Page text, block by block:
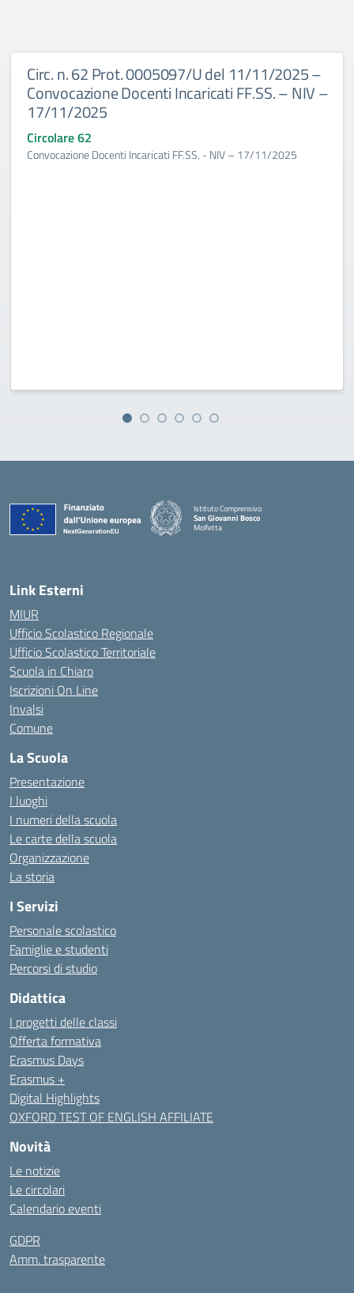
Circ. n. 62 Prot. 0005097/U del 11/11/2025 –
Convocazione Docenti Incaricati FF.SS. – NIV –
17/11/2025
Circolare 62
Convocazione Docenti Incaricati FF.SS. - NIV – 17/11/2025
Istituto Comprensivo
San Giovanni Bosco
Molfetta
Link Esterni
MIUR
Ufficio Scolastico Regionale
Ufficio Scolastico Territoriale
Scuola in Chiaro
Iscrizioni On Line
Invalsi
Comune
La Scuola
Presentazione
I luoghi
I numeri della scuola
Le carte della scuola
Organizzazione
La storia
I Servizi
Personale scolastico
Famiglie e studenti
Percorsi di studio
Didattica
I progetti delle classi
Offerta formativa
Erasmus Days
Erasmus +
Digital Highlights
OXFORD TEST OF ENGLISH AFFILIATE
Novità
Le notizie
Le circolari
Calendario eventi
GDPR
Amm. trasparente